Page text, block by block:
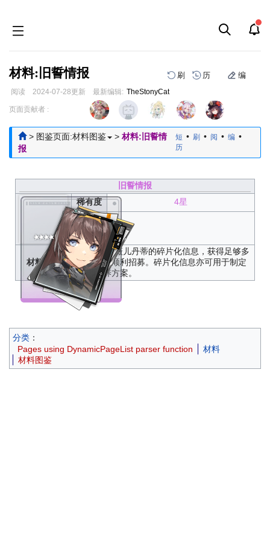
材料:旧誓情报 刷 历 编
阅读 2024-07-28更新 最新编辑: TheStonyCat
跳
导
跳
搜
页面贡献者 :
> 图鉴页面:材料图鉴 > 材料:旧誓情
报
短 • 刷 • 阅 • 编 •
历
旧誓情报
稀有度
4星
获取方
式
材料描述
关于旧誓·薇儿丹蒂的碎片化信息，获得足够多
之后即可顺利招募。碎片化信息亦可用于制定
进阶培养方案。
分类 ：
Pages using DynamicPageList parser function
材料
材料图鉴